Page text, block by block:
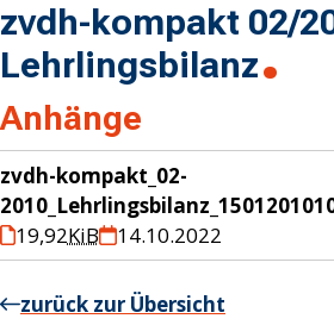
zvdh-kompakt 02/
Lehrlingsbilanz
Anhänge
zvdh-kompakt_02-
19,92KiB 14.10.2022
zurück zur Übersicht